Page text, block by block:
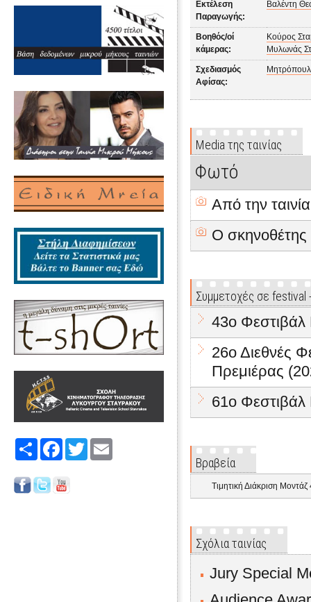
Share FacebookTwitter
Εκτέλεση
Παραγωγής:
Βαλέντη
Βοηθός/οί
κάμερας:
Κούρος
Μυλωνάς
Σχεδιασμός
Αφίσας:
Media της ταινίας
Φωτό
Από την ταινία
Ο σκηνοθέτης
Συμμετοχές σε
43o
26ο Διεθνές
Πρεμιέρας
61ο
Βραβεία
Τιμητική Διάκριση
Σχόλια ταινίας
Jury Special